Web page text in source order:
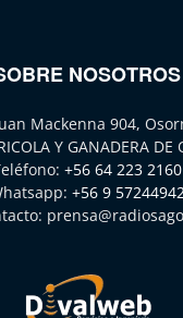
NOSOTROS
Mackenna 904,
Y GANADERA DE
+56 64 223 2160
+56 9